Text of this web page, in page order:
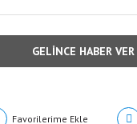
GELİNCE HABER VER